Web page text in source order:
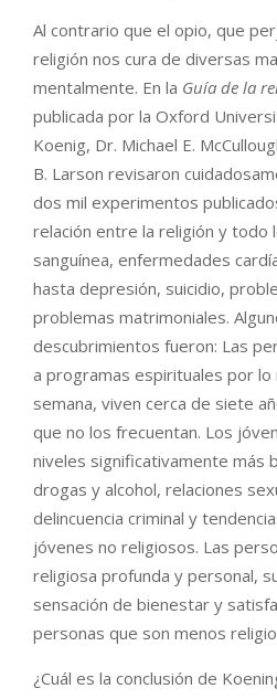
Al contrario que el opio, que
religión nos cura de diversas
mentalmente. En la Guía de la
publicada por la Oxford
Koenig, Dr. Michael E.
B. Larson revisaron
dos mil experimentos
relación entre la religión y todo
sanguínea, enfermedades
hasta depresión, suicidio,
problemas matrimoniales.
descubrimientos fueron: Las
a programas espirituales por
semana, viven cerca de siete
que no los frecuentan. Los
niveles significativamente más
drogas y alcohol, relaciones
delincuencia criminal y
jóvenes no religiosos. Las
religiosa profunda y personal,
sensación de bienestar y
personas que son menos
¿Cuál es la conclusión de